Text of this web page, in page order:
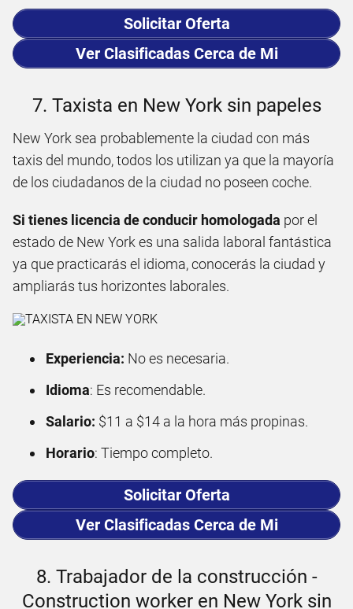
Solicitar Oferta
Ver Clasificadas Cerca de Mi
7. Taxista en New York sin papeles
New York sea probablemente la ciudad con más
taxis del mundo, todos los utilizan ya que la mayoría
de los ciudadanos de la ciudad no poseen coche.
Si tienes licencia de conducir homologada por el
estado de New York es una salida laboral fantástica
ya que practicarás el idioma, conocerás la ciudad y
ampliarás tus horizontes laborales.
Experiencia: No es necesaria.
Idioma: Es recomendable.
Salario: $11 a $14 a la hora más propinas.
Horario: Tiempo completo.
Solicitar Oferta
Ver Clasificadas Cerca de Mi
8. Trabajador de la construcción -
Construction worker en New York sin